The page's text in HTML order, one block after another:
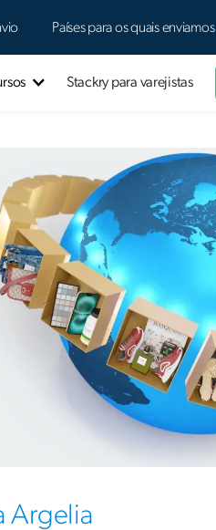
Países para os quais enviamos
Stackry para varejistas
Argelia